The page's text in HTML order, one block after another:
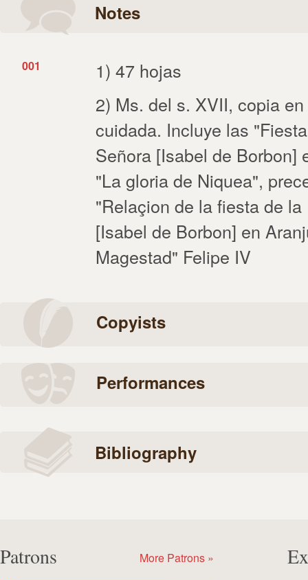
Notes
001
1) 47 hojas
2) Ms. del s. XVII, copia
cuidada. Incluye las
Señora [Isabel de Borbon]
"La gloria de Niquea",
"Relaçion de la fiesta de
[Isabel de Borbon] en
Magestad" Felipe IV
Copyists
Performances
Bibliography
Patrons More Patrons »